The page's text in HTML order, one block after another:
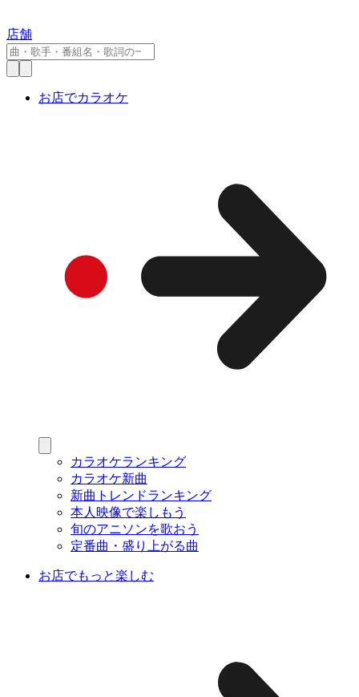
店舗
お店でカラオケ
カラオケランキング
カラオケ新曲
新曲トレンドランキング
本人映像で楽しもう
旬のアニソンを歌おう
定番曲・盛り上がる曲
お店でもっと楽しむ